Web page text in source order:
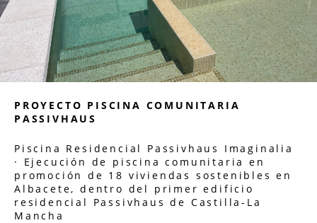
PROYECTO PISCINA COMUNITARIA
PASSIVHAUS
Piscina Residencial Passivhaus Imaginalia
· Ejecución de piscina comunitaria en
promoción de 18 viviendas sostenibles en
Albacete, dentro del primer edificio
residencial Passivhaus de Castilla-La
Mancha